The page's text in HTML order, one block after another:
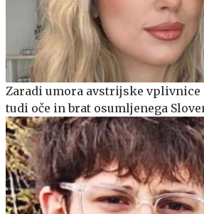
Zaradi umora avstrijske vplivnice
tudi oče in brat osumljenega